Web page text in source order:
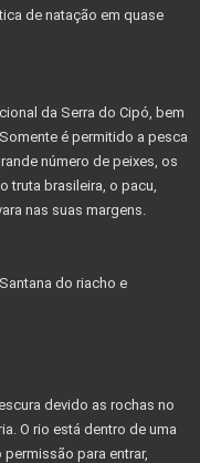
de natação em quase
da Serra do Cipó, bem
é permitido a pesca
número de peixes, os
truta brasileira, o pacu,
nas suas margens.
do riacho e
devido as rochas no
O rio está dentro de uma
para entrar,